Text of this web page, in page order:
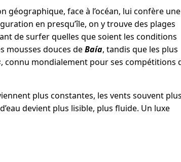
géographique, face à l’océan, lui confère une
en presqu’île, on y trouve des plages
de surfer quelles que soient les conditions
mousses douces deBaía, tandis que les plus
, connu mondialement pour ses compétitions
plus constantes, les vents souvent plus
devient plus lisible, plus fluide. Un luxe